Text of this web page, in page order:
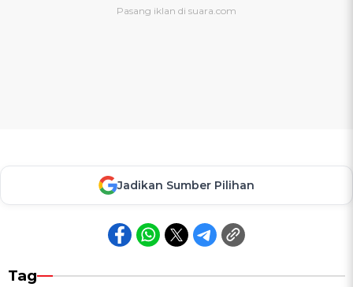
Jadikan Sumber Pilihan
Tag